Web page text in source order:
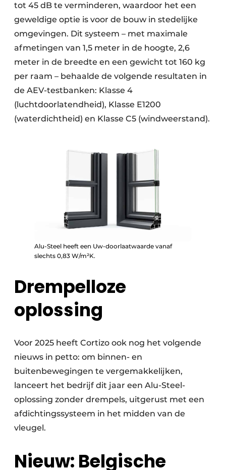
tot 45 dB te verminderen, waardoor het een
geweldige optie is voor de bouw in stedelijke
omgevingen. Dit systeem – met maximale
afmetingen van 1,5 meter in de hoogte, 2,6
meter in de breedte en een gewicht tot 160 kg
per raam – behaalde de volgende resultaten in
de AEV-testbanken: Klasse 4
(luchtdoorlatendheid), Klasse E1200
(waterdichtheid) en Klasse C5 (windweerstand).
Alu-Steel heeft een Uw-doorlaatwaarde vanaf
slechts 0,83 W/m²K.
Drempelloze
oplossing
Voor 2025 heeft Cortizo ook nog het volgende
nieuws in petto: om binnen- en
buitenbewegingen te vergemakkelijken,
lanceert het bedrijf dit jaar een Alu-Steel-
oplossing zonder drempels, uitgerust met een
afdichtingssysteem in het midden van de
vleugel.
Nieuw: Belgische